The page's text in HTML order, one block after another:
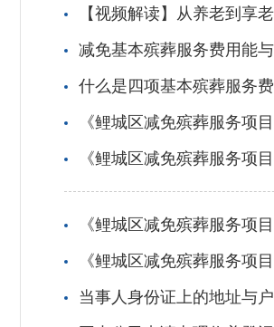
【视频解读】从养老到享
减免基本殡葬服务费用能
什么是四项基本殡葬服务费
《鲤城区减免殡葬服务项
《鲤城区减免殡葬服务项
《鲤城区减免殡葬服务项
《鲤城区减免殡葬服务项
当事人身份证上的地址与